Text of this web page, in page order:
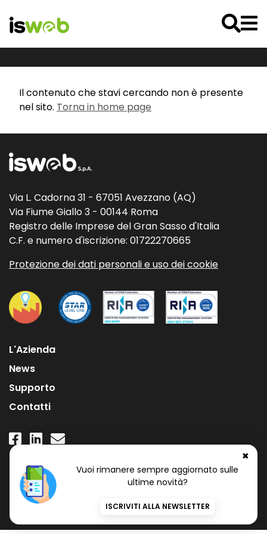
Il contenuto che stavi cercando non è presente
nel sito. Torna in home page
✖
Vuoi rimanere sempre aggiornato sulle
ultime novità?
ISCRIVITI ALLA NEWSLETTER
Via L. Cadorna 31 - 67051 Avezzano (AQ)
Via Fiume Giallo 3 - 00144 Roma
Registro delle Imprese del Gran Sasso d'Italia
C.F. e numero d'iscrizione: 01722270665
Protezione dei dati personali e uso dei cookie
L'Azienda
News
Supporto
Contatti
Numero Verde Gratuito
800 97 34 34